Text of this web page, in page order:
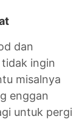
dan
ingin
misalnya
enggan
untuk pergi